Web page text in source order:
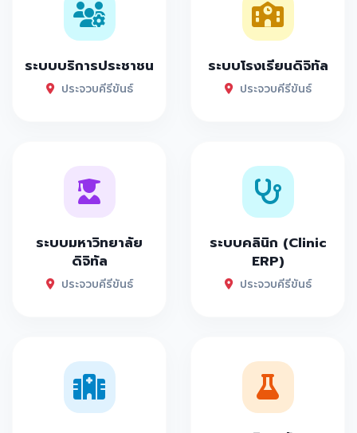
ระบบบริการประชาชน
ประจวบคีรีขันธ์
ระบบโรงเรียนดิจิทัล
ประจวบคีรีขันธ์
ระบบมหาวิทยาลัย
ดิจิทัล
ประจวบคีรีขันธ์
ระบบคลินิก (Clinic
ERP)
ประจวบคีรีขันธ์